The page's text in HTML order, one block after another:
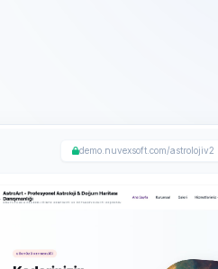
demo.nuvexsoft.com/astrolojiv2